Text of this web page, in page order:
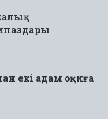
екі адам оқиға